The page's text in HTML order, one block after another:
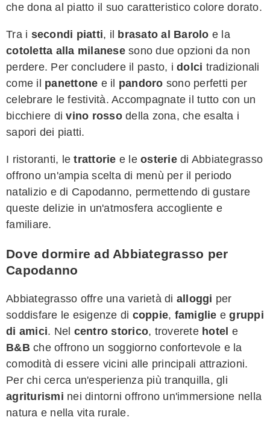
che dona al piatto il suo caratteristico colore dorato.
Tra i secondi piatti, il brasato al Barolo e la
cotoletta alla milanesesono due opzioni da non
perdere. Per concludere il pasto, i dolci tradizionali
come il panettone e il pandoro sono perfetti per
celebrare le festività. Accompagnate il tutto con un
bicchiere divino rossodella zona, che esalta i
sapori dei piatti.
I ristoranti, letrattorie e le osteriedi Abbiategrasso
offrono un'ampia scelta di menù per il periodo
natalizio e di Capodanno, permettendo di gustare
queste delizie in un'atmosfera accogliente e
familiare.
Dove dormire ad Abbiategrasso per
Capodanno
Abbiategrasso offre una varietà di alloggi per
soddisfare le esigenze di coppie, famiglie egruppi
di amici. Nel centro storico, troverete hotel e
B&Bche offrono un soggiorno confortevole e la
comodità di essere vicini alle principali attrazioni.
Per chi cerca un'esperienza più tranquilla, gli
agriturismi nei dintorni offrono un'immersione nella
natura e nella vita rurale.